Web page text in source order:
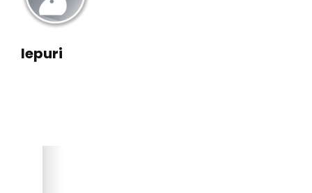
Iepuri